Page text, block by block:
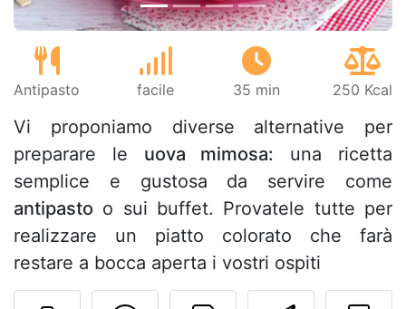
Antipasto facile 35 min 250 Kcal
Vi proponiamo diverse alternative per
preparare le uova mimosa: una ricetta
semplice e gustosa da servire come
antipasto o sui buffet. Provatele tutte per
realizzare un piatto colorato che farà
restare a bocca aperta i vostri ospiti